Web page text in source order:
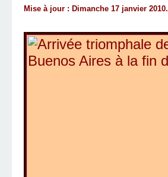
Mise à jour : Dimanche 17 janvier 2010.